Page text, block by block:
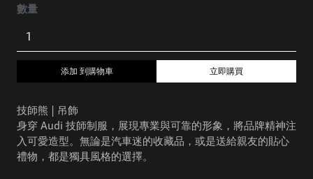
數量
添加 到購物車 立即購買
技師熊 | 吊飾
身穿 Audi 技師制服，展現專業與可靠的形象，將品牌精神注
入可愛造型。無論是汽車迷的收藏品，或是送給親友的貼心
禮物，都是獨具風格的選擇。